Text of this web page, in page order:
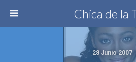
Chica de la
28 Junio 2007